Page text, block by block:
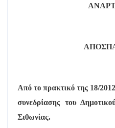
Από το πρακτικό της 18/2012
συνεδρίασης του
Σιθωνίας.